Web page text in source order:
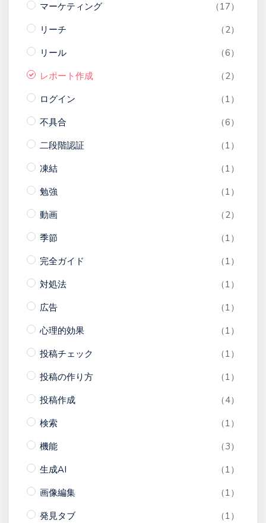
マーケティング
（17）
リーチ
（2）
リール
（6）
レポート作成
（2）
ログイン
（1）
不具合
（6）
二段階認証
（1）
凍結
（1）
勉強
（1）
動画
（2）
季節
（1）
完全ガイド
（1）
対処法
（1）
広告
（1）
心理的効果
（1）
投稿チェック
（1）
投稿の作り方
（1）
投稿作成
（4）
検索
（1）
機能
（3）
生成AI
（1）
画像編集
（1）
発見タブ
（1）